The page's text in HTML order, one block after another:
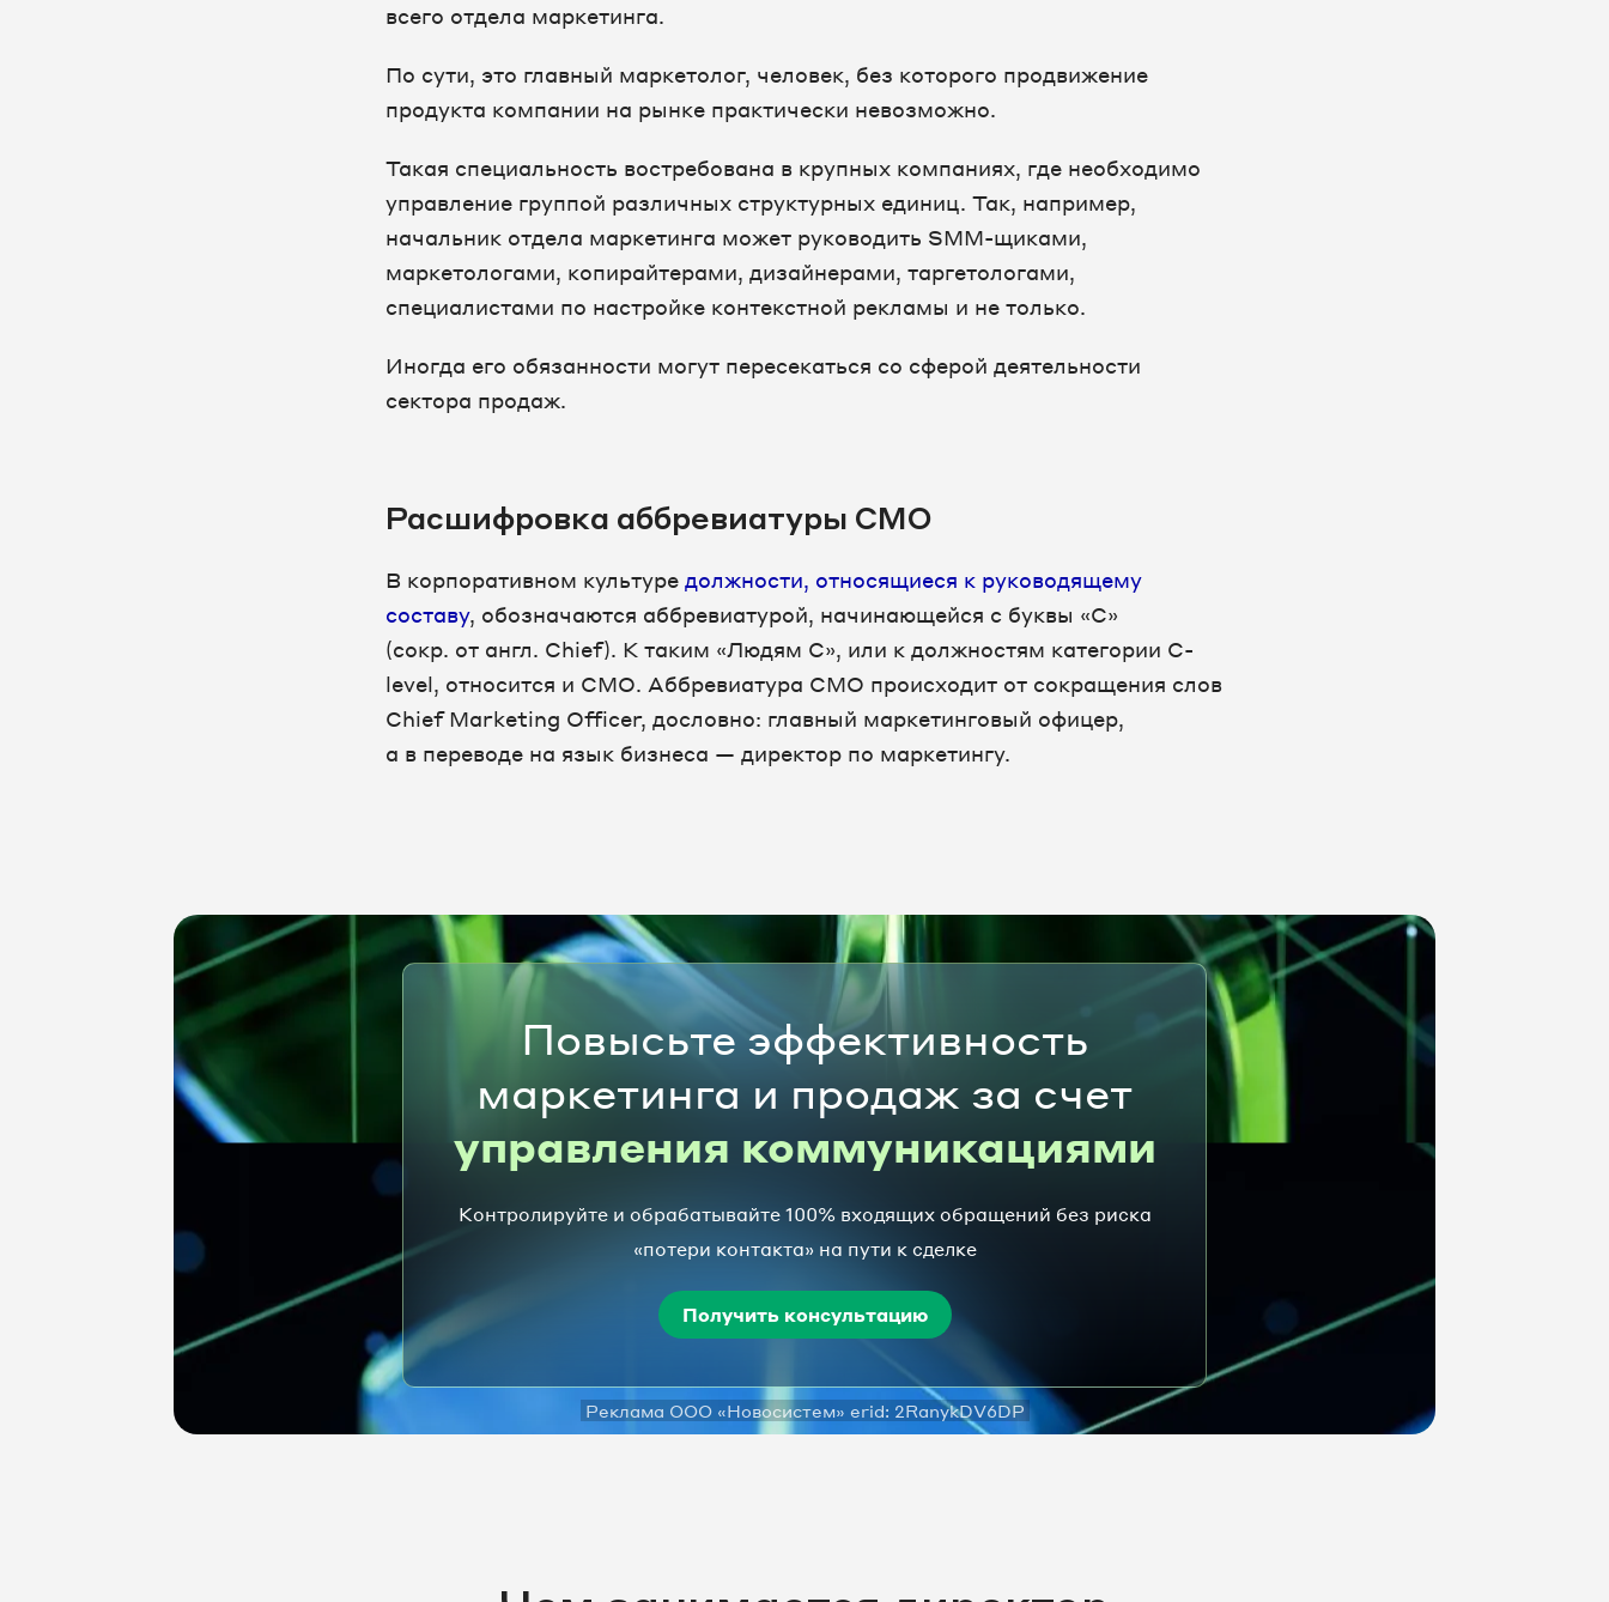
всего отдела маркетинга.
По сути, это главный маркетолог, человек, без которого продвижение
продукта компании на рынке практически невозможно.
Такая специальность востребована в крупных компаниях, где необходимо
управление группой различных структурных единиц. Так, например,
начальник отдела маркетинга может руководить SMM-щиками,
маркетологами, копирайтерами, дизайнерами, таргетологами,
специалистами по настройке контекстной рекламы и не только.
Иногда его обязанности могут пересекаться со сферой деятельности
сектора продаж.
Расшифровка аббревиатуры CMO
В корпоративном культуредолжности, относящиеся к руководящему
составу, обозначаются аббревиатурой, начинающейся с буквы «C»
(сокр. от англ. Chief). К таким «Людям С», или к должностям категории C-
level, относится и CMO. Аббревиатура CMO происходит от сокращения слов
Chief Marketing Officer, дословно: главный маркетинговый офицер,
а в переводе на язык бизнеса — директор по маркетингу.
Повысьте эффективность
маркетинга и продаж за счет
управления коммуникациями
Контролируйте и обрабатывайте 100% входящих обращений без риска
«потери контакта» на пути к сделке
Получить консультацию
Реклама ООО «Новосистем» erid: 2RanykDV6DP